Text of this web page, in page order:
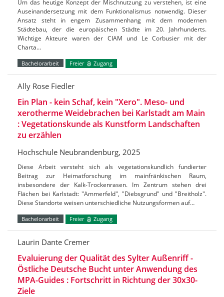
Um das heutige Konzept der Mischnutzung zu verstehen, ist eine
Auseinandersetzung mit dem Funktionalismus notwendig. Dieser
Ansatz steht in engem Zusammenhang mit dem modernen
Städtebau, der die europäischen Städte im 20. Jahrhunderts.
Wichtige Akteure waren der CIAM und Le Corbusier mit der
Charta…
Bachelorarbeit Freier Zugang
Ally Rose Fiedler
Ein Plan - kein Schaf, kein "Xero". Meso- und
xerotherme Weidebrachen bei Karlstadt am Main
: Vegetationskunde als Kunstform Landschaften
zu erzählen
Hochschule Neubrandenburg, 2025
Diese Arbeit versteht sich als vegetationskundlich fundierter
Beitrag zur Heimatforschung im mainfränkischen Raum,
insbesondere der Kalk-Trockenrasen. Im Zentrum stehen drei
Flächen bei Karlstadt: "Ammerfeld", "Diebsgrund" und "Breitholz".
Diese Standorte weisen unterschiedliche Nutzungsformen auf…
Bachelorarbeit Freier Zugang
Laurin Dante Cremer
Evaluierung der Qualität des Sylter Außenriff -
Östliche Deutsche Bucht unter Anwendung des
MPA-Guides : Fortschritt in Richtung der 30x30-
Ziele